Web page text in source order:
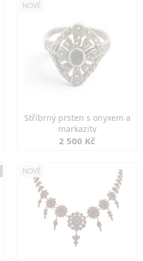
NOVÉ
Stříbrný prsten s onyxem a
markazity
2 500 Kč
NOVÉ